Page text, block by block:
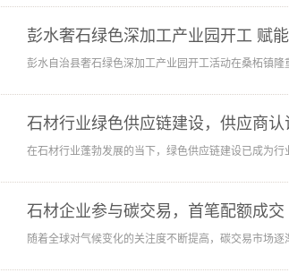
彭水奢石绿色深加工产业园开工 赋
彭水自治县奢石绿色深加工产业园开工活动在桑柘镇
石材行业绿色供应链建设，供应商认
在石材行业蓬勃发展的当下，绿色供应链建设已成为
石材企业参与碳交易，首笔配额成交
随着全球对气候变化的关注度不断提高，碳交易市场